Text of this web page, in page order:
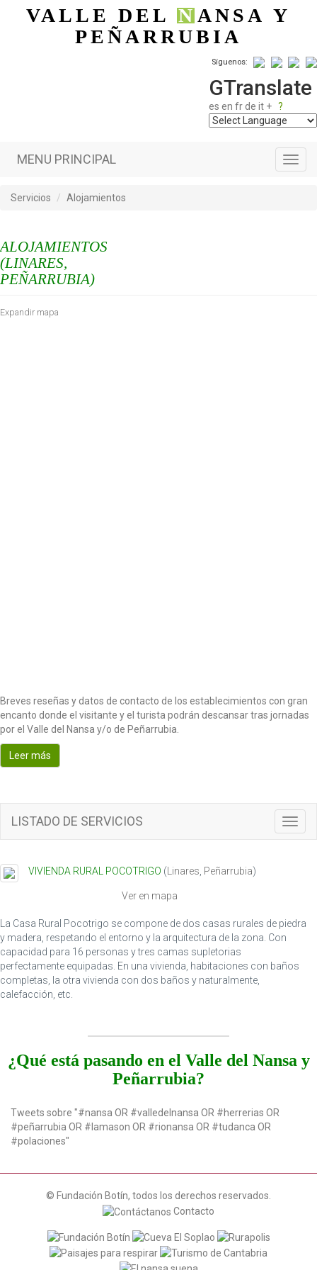
Pasar al contenido principal
VALLE DELNANSA Y
PEÑARRUBIA
Síguenos:
GTranslate
es en fr de it + ?
MENU PRINCIPAL
Servicios Alojamientos
ALOJAMIENTOS
(LINARES,
PEÑARRUBIA)
Expandir mapa
Breves reseñas y datos de contacto de los establecimientos con gran
encanto donde el visitante y el turista podrán descansar tras jornadas
por el Valle del Nansa y/o de Peñarrubia.
Leer más
LISTADO DE SERVICIOS
VIVIENDA RURAL POCOTRIGO ( Linares Peñarrubia)
Ver en mapa
La Casa Rural Pocotrigo se compone de dos casas rurales de piedra
y madera, respetando el entorno y la arquitectura de la zona. Con
capacidad para 16 personas y tres camas supletorias
perfectamente equipadas. En una vivienda, habitaciones con baños
completas, la otra vivienda con dos baños y naturalmente,
calefacción, etc.
¿Qué está pasando en el Valle del Nansa y
Peñarrubia?
Tweets sobre "#nansa OR #valledelnansa OR #herrerias OR
#peñarrubia OR #lamason OR #rionansa OR #tudanca OR
#polaciones"
© Fundación Botín, todos los derechos reservados.
Contacto